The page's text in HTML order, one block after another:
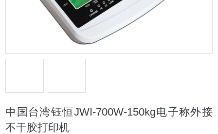
中国台湾钰恒JWI-700W-150kg电子称外接
不干胶打印机